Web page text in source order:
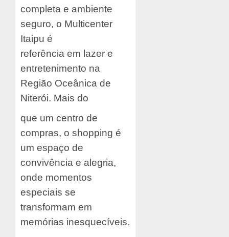
completa e ambiente
seguro, o Multicenter
Itaipu é
referência em lazer e
entretenimento na
Região Oceânica de
Niterói. Mais do
que um centro de
compras, o shopping é
um espaço de
convivência e alegria,
onde momentos
especiais se
transformam em
memórias inesquecíveis.